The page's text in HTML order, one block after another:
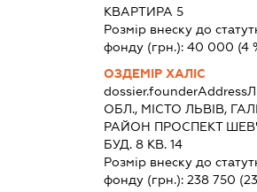
КВАРТИРА 5
Розмір внеску до
фонду (грн.):40 000 (4
ОЗДЕМІР ХАЛІС
dossier.founderAddress
ОБЛ., МІСТО ЛЬВІВ,
РАЙОН ПРОСПЕКТ
БУД. 8 КВ. 14
Розмір внеску до
фонду (грн.):238 750